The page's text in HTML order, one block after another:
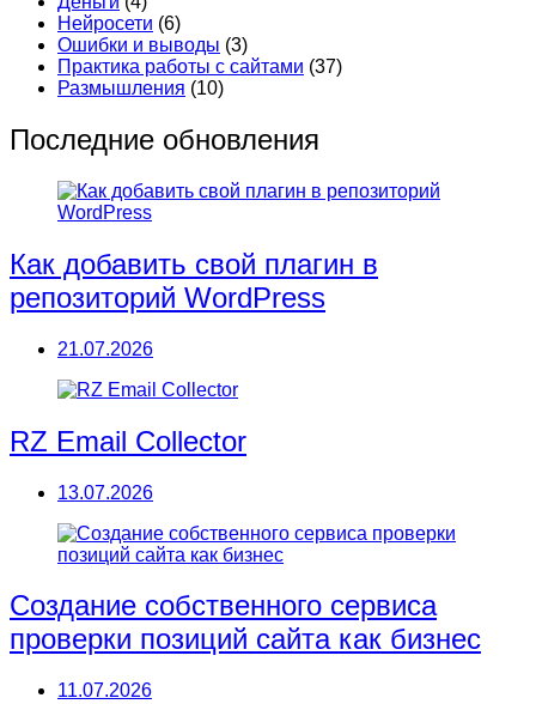
Нейросети (6)
Ошибки и выводы (3)
Практика работы с сайтами (37)
Размышления (10)
Последние обновления
Как добавить свой плагин в
репозиторий WordPress
21.07.2026
RZ Email Collector
13.07.2026
Создание собственного сервиса
проверки позиций сайта как бизнес
11.07.2026